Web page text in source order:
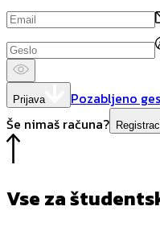
Prijava
Pozabljeno
Še nimaš računa?
Vse za